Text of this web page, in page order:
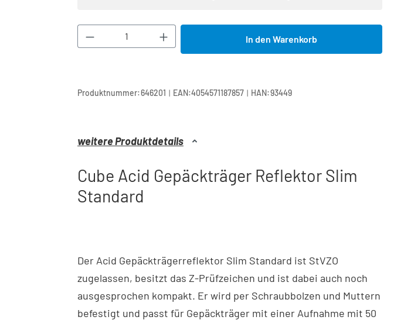
Produkt Anzahl: Gib den gewünschten Wert ein
In den Warenkorb
Produktnummer:646201 | EAN:4054571187857 | HAN:93449
weitere Produktdetails
Cube Acid Gepäckträger Reflektor Slim
Standard
Der Acid Gepäckträgerreflektor Slim Standard ist StVZO
zugelassen, besitzt das Z-Prüfzeichen und ist dabei auch noch
ausgesprochen kompakt. Er wird per Schraubbolzen und Muttern
befestigt und passt für Gepäckträger mit einer Aufnahme mit 50